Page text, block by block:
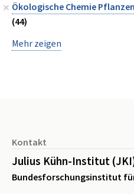
Ökologische Chemie
(44)
Mehr zeigen
Kontakt
Julius Kühn-Institut
Bundesforschungsinstitut